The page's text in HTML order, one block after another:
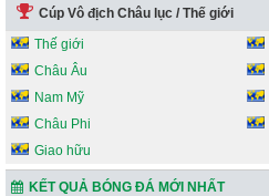
Cúp Vô địch Châu lục / Thế giới
Thế giới
Châu Âu
Nam Mỹ
Châu Phi
Giao hữu
KẾT QUẢ BÓNG ĐÁ MỚI NHẤT